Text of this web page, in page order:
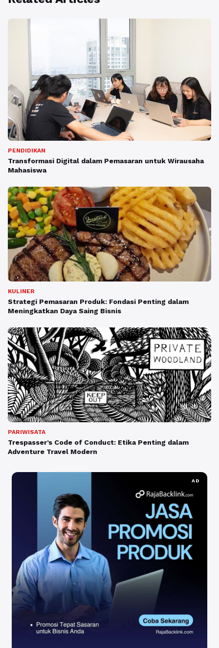
PENDIDIKAN
Transformasi Digital dalam Pemasaran untuk Wirausaha
Mahasiswa
KULINER
Strategi Pemasaran Produk: Fondasi Penting dalam
Meningkatkan Daya Saing Bisnis
PARIWISATA
Trespasser’s Code of Conduct: Etika Penting dalam
Adventure Travel Modern
AD